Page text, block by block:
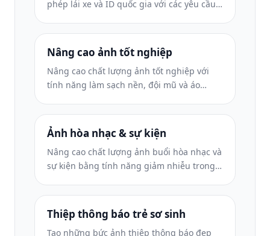
phép lái xe và ID quốc gia với các yêu cầu
phù hợp.
Nâng cao ảnh tốt nghiệp
Nâng cao chất lượng ảnh tốt nghiệp với
tính năng làm sạch nền, đội mũ và áo
làm sắc nét các khung và thông báo để in
sẵn.
Ảnh hòa nhạc & sự kiện
Nâng cao chất lượng ảnh buổi hòa nhạc và
sự kiện bằng tính năng giảm nhiễu trong
khấu hiệu chỉnh màu, loại bỏ sự xao lãng
của đám đông và phục hồi chi tiết từ ảnh
chụp ở địa điểm tối.
Thiệp thông báo trẻ sơ sinh
Tạo những bức ảnh thiệp thông báo đẹp